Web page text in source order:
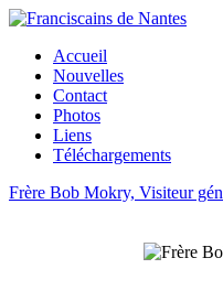
Accueil
Nouvelles
Contact
Photos
Liens
Téléchargements
Frère Bob Mokry, Visiteur